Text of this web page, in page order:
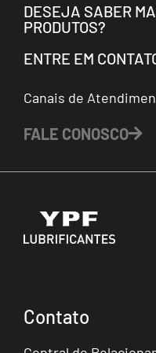
DESEJA SABER
PRODUTOS?
ENTRE EM
Canais de
FALE CONOSCO
Contato